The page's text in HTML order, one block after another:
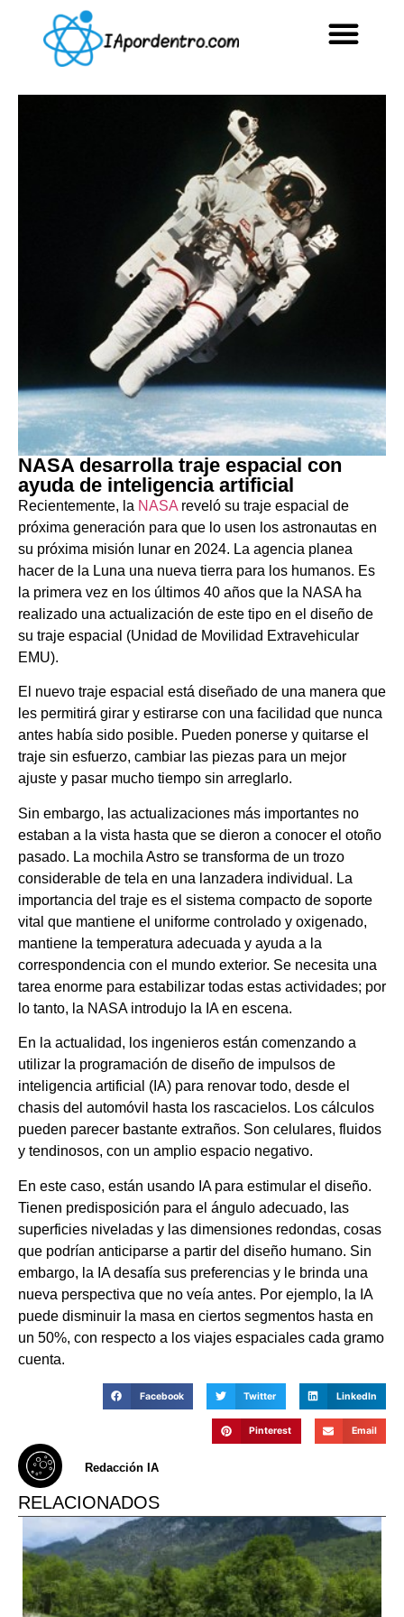
NASA desarrolla traje espacial con
ayuda de inteligencia artificial
Recientemente, la NASA reveló su traje espacial de
próxima generación para que lo usen los astronautas en
su próxima misión lunar en 2024. La agencia planea
hacer de la Luna una nueva tierra para los humanos. Es
la primera vez en los últimos 40 años que la NASA ha
realizado una actualización de este tipo en el diseño de
su traje espacial (Unidad de Movilidad Extravehicular
EMU).
El nuevo traje espacial está diseñado de una manera que
les permitirá girar y estirarse con una facilidad que nunca
antes había sido posible. Pueden ponerse y quitarse el
traje sin esfuerzo, cambiar las piezas para un mejor
ajuste y pasar mucho tiempo sin arreglarlo.
Sin embargo, las actualizaciones más importantes no
estaban a la vista hasta que se dieron a conocer el otoño
pasado. La mochila Astro se transforma de un trozo
considerable de tela en una lanzadera individual. La
importancia del traje es el sistema compacto de soporte
vital que mantiene el uniforme controlado y oxigenado,
mantiene la temperatura adecuada y ayuda a la
correspondencia con el mundo exterior. Se necesita una
tarea enorme para estabilizar todas estas actividades; por
lo tanto, la NASA introdujo la IA en escena.
En la actualidad, los ingenieros están comenzando a
utilizar la programación de diseño de impulsos de
inteligencia artificial (IA) para renovar todo, desde el
chasis del automóvil hasta los rascacielos. Los cálculos
pueden parecer bastante extraños. Son celulares, fluidos
y tendinosos, con un amplio espacio negativo.
En este caso, están usando IA para estimular el diseño.
Tienen predisposición para el ángulo adecuado, las
superficies niveladas y las dimensiones redondas, cosas
que podrían anticiparse a partir del diseño humano. Sin
embargo, la IA desafía sus preferencias y le brinda una
nueva perspectiva que no veía antes. Por ejemplo, la IA
puede disminuir la masa en ciertos segmentos hasta en
un 50%, con respecto a los viajes espaciales cada gramo
cuenta.
Facebook Twitter LinkedIn
Pinterest Email
Redacción IA
RELACIONADOS